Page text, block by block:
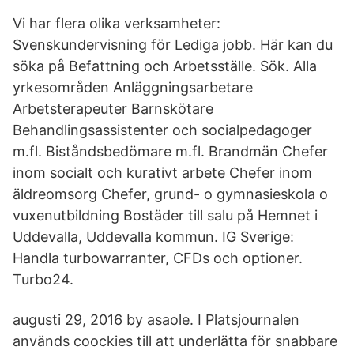
Vi har flera olika verksamheter:
Svenskundervisning för Lediga jobb. Här kan du
söka på Befattning och Arbetsställe. Sök. Alla
yrkesområden Anläggningsarbetare
Arbetsterapeuter Barnskötare
Behandlingsassistenter och socialpedagoger
m.fl. Biståndsbedömare m.fl. Brandmän Chefer
inom socialt och kurativt arbete Chefer inom
äldreomsorg Chefer, grund- o gymnasieskola o
vuxenutbildning Bostäder till salu på Hemnet i
Uddevalla, Uddevalla kommun. IG Sverige:
Handla turbowarranter, CFDs och optioner.
Turbo24.
augusti 29, 2016 by asaole. I Platsjournalen
används coockies till att underlätta för snabbare